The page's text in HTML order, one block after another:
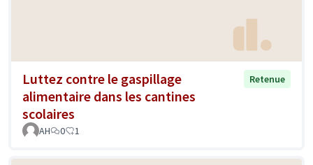
Luttez contre le gaspillage
alimentaire dans les cantines
scolaires
Retenue
AH 0 1